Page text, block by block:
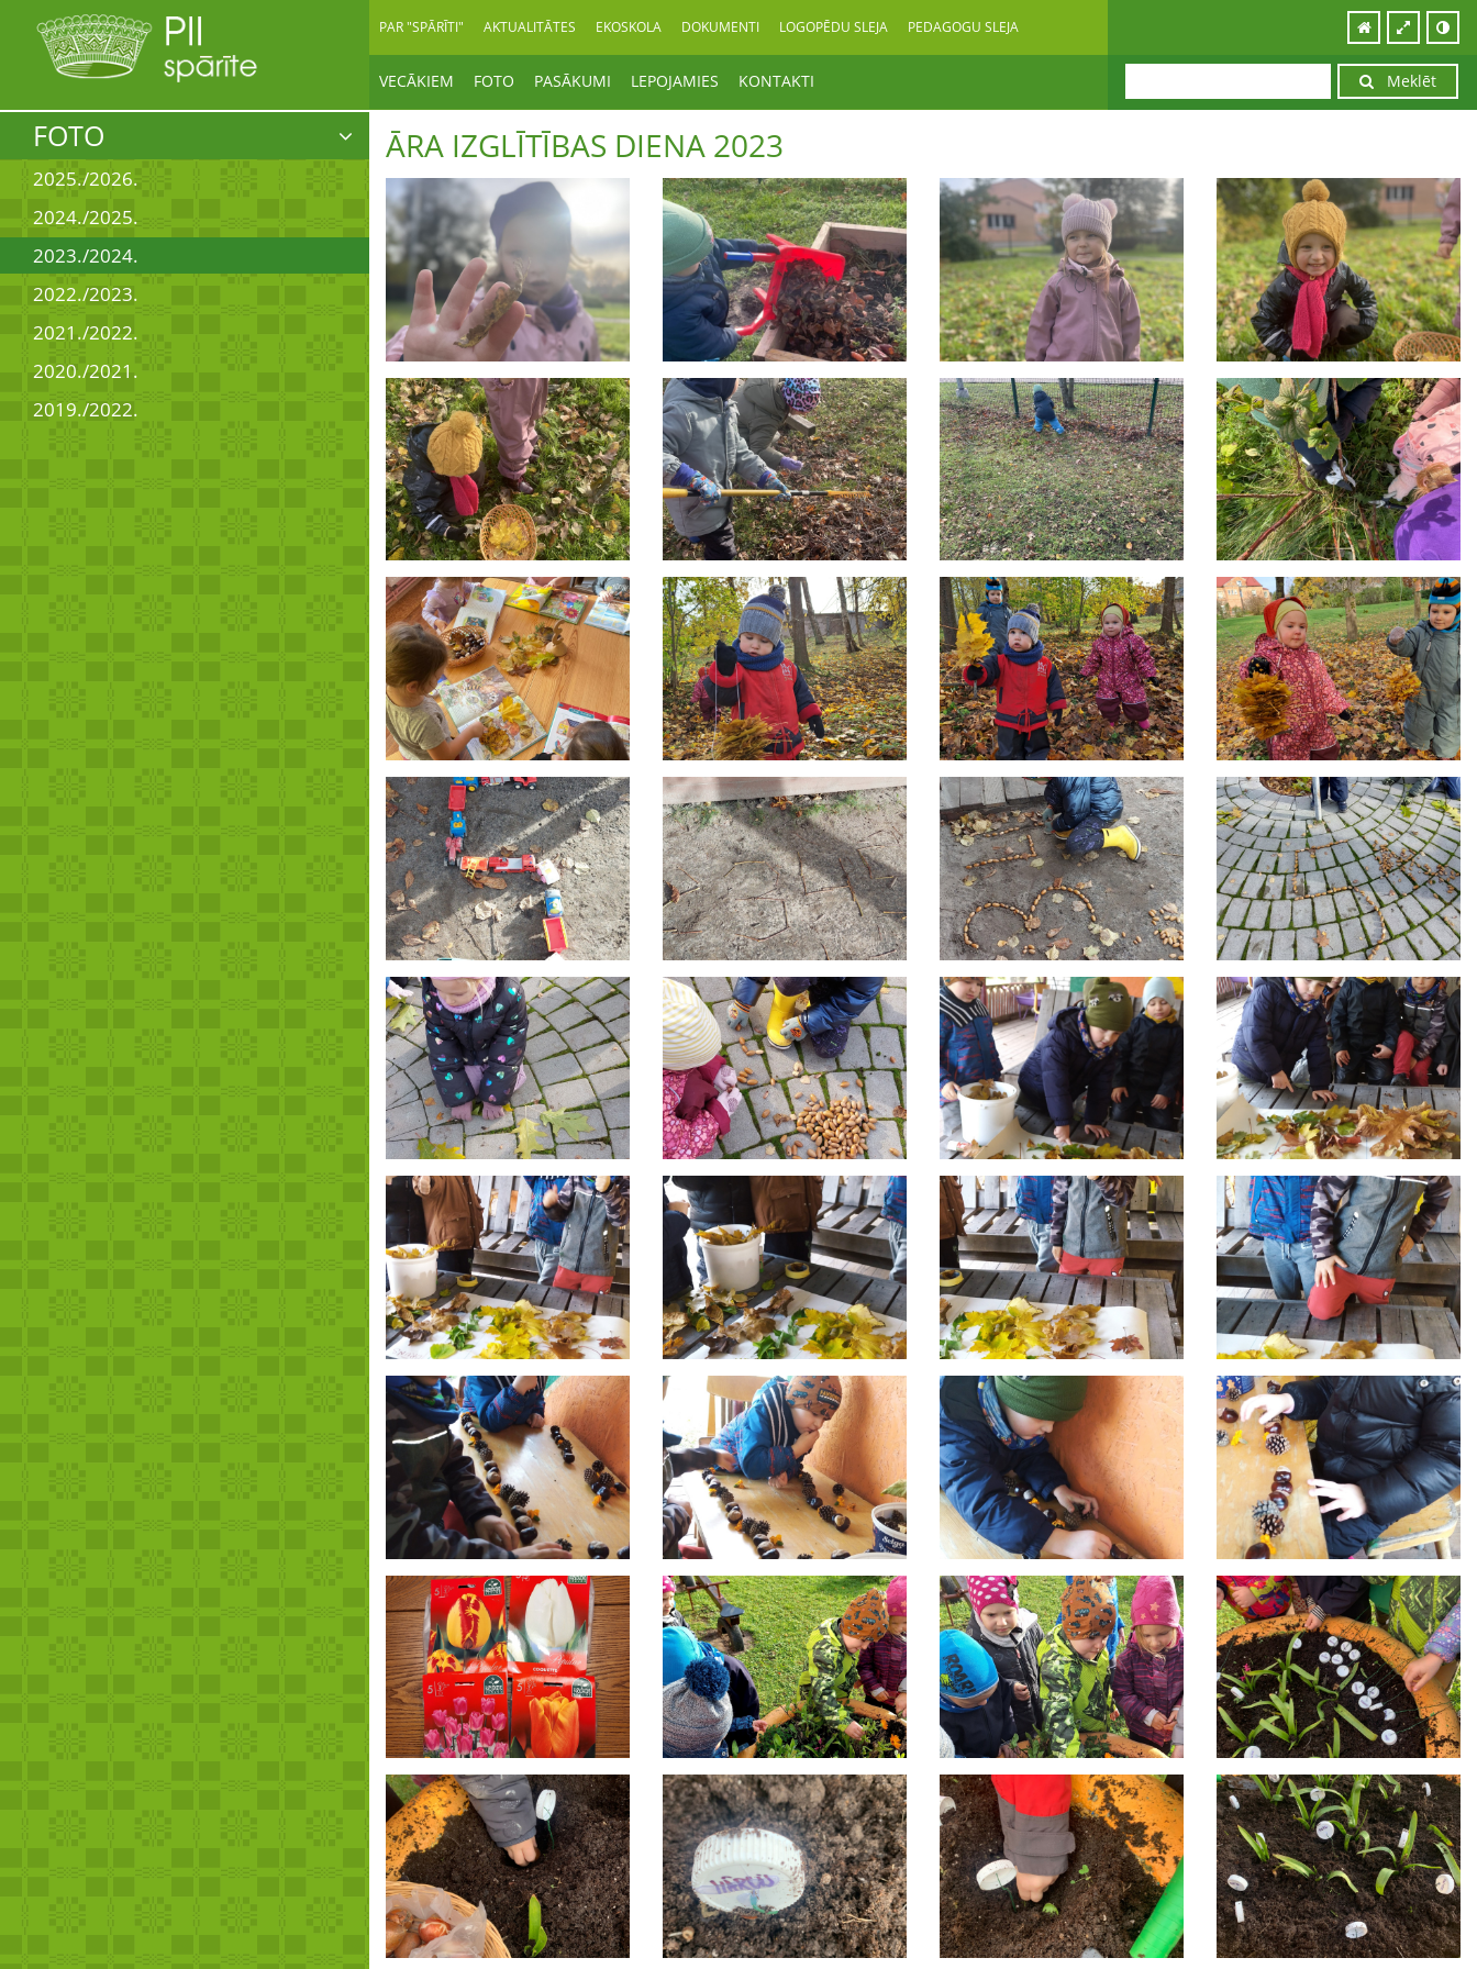
Meklēt
PAR "SPĀRĪTI" AKTUALITĀTES EKOSKOLA DOKUMENTI LOGOPĒDU SLEJA PEDAGOGU SLEJA
VECĀKIEM FOTO PASĀKUMI LEPOJAMIES KONTAKTI
FOTO
2025./2026.
2024./2025.
2023./2024.
2022./2023.
2021./2022.
2020./2021.
2019./2022.
ĀRA IZGLĪTĪBAS DIENA 2023